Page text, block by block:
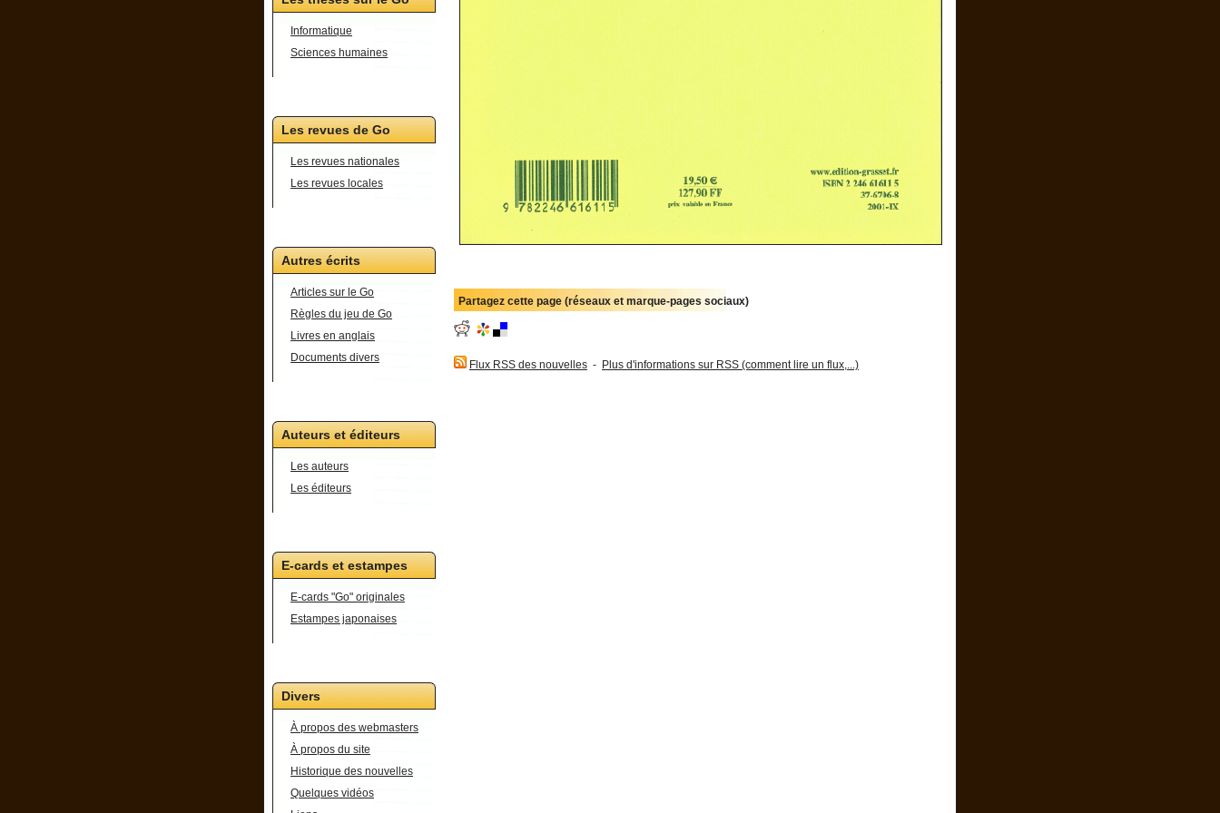
Informatique
Sciences humaines
Les revues de Go
Les revues nationales
Les revues locales
Autres écrits
Articles sur le Go
Règles du jeu de Go
Livres en anglais
Documents divers
Auteurs et éditeurs
Les auteurs
Les éditeurs
E-cards et estampes
E-cards "Go" originales
Estampes japonaises
Divers
À propos des webmasters
À propos du site
Historique des nouvelles
Quelques vidéos
Partagez cette page (réseaux et marque-pages sociaux)
Flux RSS des nouvelles - Plus d'informations sur RSS (comment lire un flux,...)